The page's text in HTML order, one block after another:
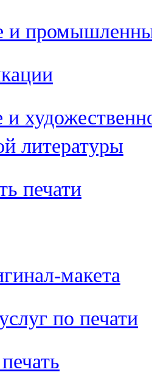
и
и
литературы
печати
макета
по печати